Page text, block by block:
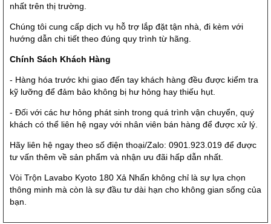
nhất trên thị trường.
Chúng tôi cung cấp dịch vụ hỗ trợ lắp đặt tận nhà, đi kèm với
hướng dẫn chi tiết theo đúng quy trình từ hãng.
Chính Sách Khách Hàng
- Hàng hóa trước khi giao đến tay khách hàng đều được kiểm tra
kỹ lưỡng để đảm bảo không bị hư hỏng hay thiếu hụt.
- Đối với các hư hỏng phát sinh trong quá trình vận chuyển, quý
khách có thể liên hệ ngay với nhân viên bán hàng để được xử lý.
Hãy liên hệ ngay theo số điện thoại/Zalo: 0901.923.019 để được
tư vấn thêm về sản phẩm và nhận ưu đãi hấp dẫn nhất.
Vòi Trộn Lavabo Kyoto 180 Xả Nhấn không chỉ là sự lựa chọn
thông minh mà còn là sự đầu tư dài hạn cho không gian sống của
bạn.